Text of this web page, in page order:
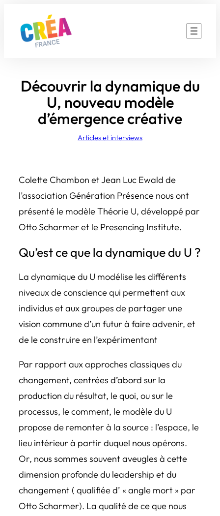
contenu
Découvrir la dynamique du
U, nouveau modèle
d’émergence créative
Articles et interviews
Colette Chambon et Jean Luc Ewald de
l’association Génération Présence nous ont
présenté le modèle Théorie U, développé par
Otto Scharmer et le Presencing Institute.
Qu’est ce que la dynamique du U ?
La dynamique du U modélise les différents
niveaux de conscience qui permettent aux
individus et aux groupes de partager une
vision commune d’un futur à faire advenir, et
de le construire en l’expérimentant
Par rapport aux approches classiques du
changement, centrées d’abord sur la
production du résultat, le quoi, ou sur le
processus, le comment, le modèle du U
propose de remonter à la source : l’espace, le
lieu intérieur à partir duquel nous opérons.
Or, nous sommes souvent aveugles à cette
dimension profonde du leadership et du
changement ( qualifiée d’ « angle mort » par
Otto Scharmer). La qualité de ce que nous